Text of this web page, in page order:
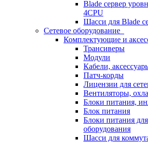
Blade сервер
4CPU
Шасси для Blade
Сетевое оборудование
Комплектующие и
Трансиверы
Модули
Кабели,
Патч-корды
Лицензии для
Вентиляторы,
Блоки питания,
Блок питания
Блоки питания
оборудования
Шасси для